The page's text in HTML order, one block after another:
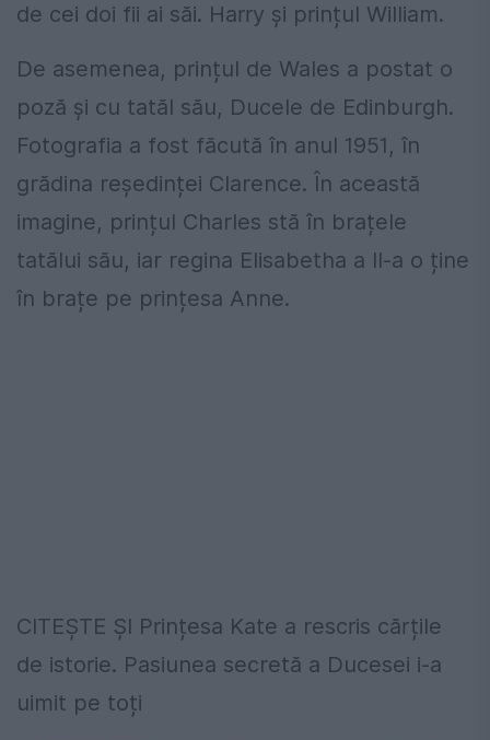
de cei doi fii ai săi. Harry și prințul William.
De asemenea, prințul de Wales a postat o
poză și cu tatăl său, Ducele de Edinburgh.
Fotografia a fost făcută în anul 1951, în
grădina reședinței Clarence. În această
imagine, prințul Charles stă în brațele
tatălui său, iar regina Elisabetha a II-a o ține
în brațe pe prințesa Anne.
CITEȘTE ȘI Prințesa Kate a rescris cărțile
de istorie. Pasiunea secretă a Ducesei i-a
uimit pe toți